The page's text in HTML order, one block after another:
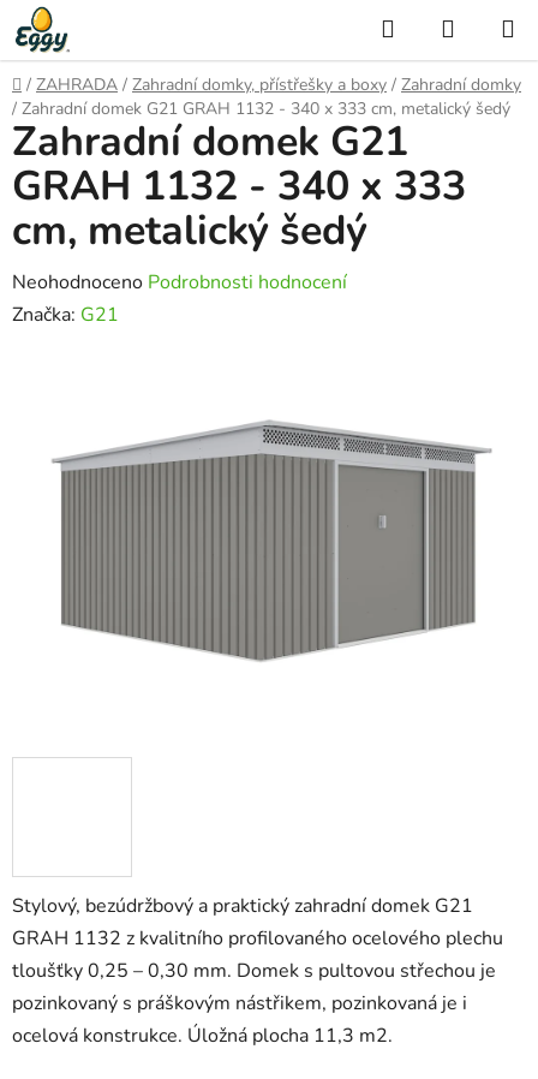
Přejít
na
obsah
Hledat
KOŠÍK
Domů
/ ZAHRADA / Zahradní domky, přístřešky a boxy / Zahradní domky
/ Zahradní domek G21 GRAH 1132 - 340 x 333 cm, metalický šedý
Stylový, bezúdržbový a praktický zahradní domek G21
GRAH 1132 z kvalitního profilovaného ocelového plechu
tloušťky 0,25 – 0,30 mm. Domek s pultovou střechou je
pozinkovaný s práškovým nástřikem, pozinkovaná je i
ocelová konstrukce. Úložná plocha 11,3 m2.
Zahradní domek G21
GRAH 1132 - 340 x 333
cm, metalický šedý
Průměrné
hodnocení
Neohodnoceno Podrobnosti hodnocení
Značka: G21